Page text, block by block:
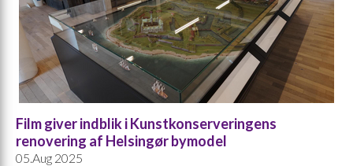
Film giver indblik i Kunstkonserveringens
renovering af Helsingør bymodel
05.Aug 2025